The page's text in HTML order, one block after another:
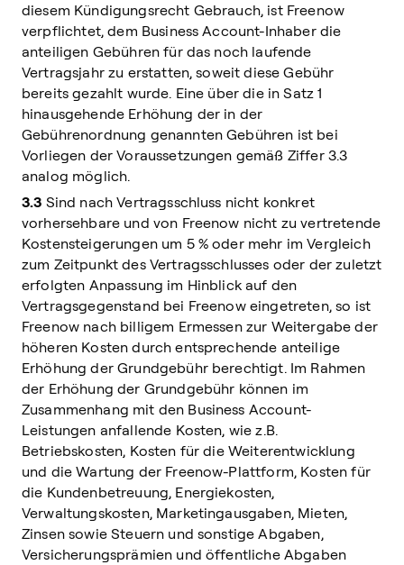
diesem Kündigungsrecht Gebrauch, ist Freenow
verpflichtet, dem Business Account-Inhaber die
anteiligen Gebühren für das noch laufende
Vertragsjahr zu erstatten, soweit diese Gebühr
bereits gezahlt wurde. Eine über die in Satz 1
hinausgehende Erhöhung der in der
Gebührenordnung genannten Gebühren ist bei
Vorliegen der Voraussetzungen gemäß Ziffer 3.3
analog möglich.
3.3 Sind nach Vertragsschluss nicht konkret
vorhersehbare und von Freenow nicht zu vertretende
Kostensteigerungen um 5 % oder mehr im Vergleich
zum Zeitpunkt des Vertragsschlusses oder der zuletzt
erfolgten Anpassung im Hinblick auf den
Vertragsgegenstand bei Freenow eingetreten, so ist
Freenow nach billigem Ermessen zur Weitergabe der
höheren Kosten durch entsprechende anteilige
Erhöhung der Grundgebühr berechtigt. Im Rahmen
der Erhöhung der Grundgebühr können im
Zusammenhang mit den Business Account-
Leistungen anfallende Kosten, wie z.B.
Betriebskosten, Kosten für die Weiterentwicklung
und die Wartung der Freenow-Plattform, Kosten für
die Kundenbetreuung, Energiekosten,
Verwaltungskosten, Marketingausgaben, Mieten,
Zinsen sowie Steuern und sonstige Abgaben,
Versicherungsprämien und öffentliche Abgaben